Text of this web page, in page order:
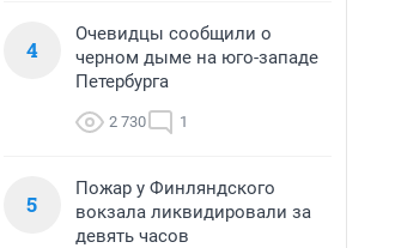
4
Очевидцы сообщили о
черном дыме на юго-западе
Петербурга
2 730 1
5
Пожар у Финляндского
вокзала ликвидировали за
девять часов